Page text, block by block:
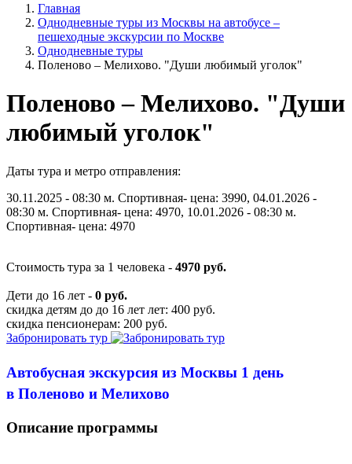
Главная
Однодневные туры из Москвы на автобусе –
пешеходные экскурсии по Москве
Однодневные туры
Поленово – Мелихово. "Души любимый уголок"
Поленово – Мелихово. "Души
любимый уголок"
Даты тура и метро отправления:
30.11.2025 - 08:30 м. Спортивная- цена: 3990, 04.01.2026 -
08:30 м. Спортивная- цена: 4970, 10.01.2026 - 08:30 м.
Спортивная- цена: 4970
Стоимость тура за 1 человека - 4970 руб.
Дети до 16 лет - 0 руб.
скидка детям до до 16 лет лет: 400 руб.
скидка пенсионерам: 200 руб.
Забронировать тур
Автобусная экскурсия из Москвы 1 день
в Поленово и Мелихово
Описание программы